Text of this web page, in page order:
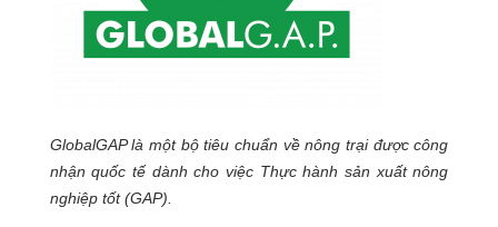
GlobalGAP là một bộ tiêu chuẩn về nông trại được công
nhận quốc tế dành cho việc Thực hành sản xuất nông
nghiệp tốt (GAP).